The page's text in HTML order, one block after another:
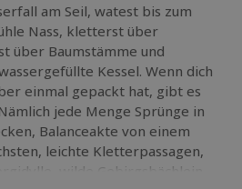
am Seil, watest bis zum
Nass, kletterst über
über Baumstämme und
Kessel. Wenn dich
einmal gepackt hat, gibt es
jede Menge Sprünge in
Balanceakte von einem
leichte Kletterpassagen,
wilde Gebirgsbächlein